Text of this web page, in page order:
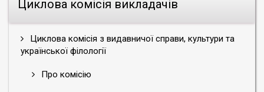
Циклова комісія викладачів
Циклова комісія з видавничої справи, культури та
української філології
Про комісію